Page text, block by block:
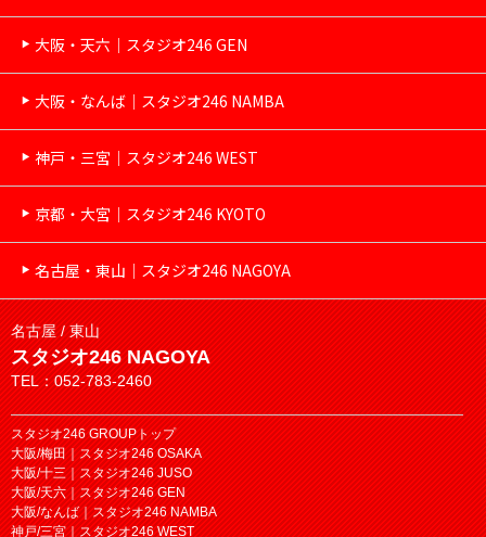
大阪・天六｜スタジオ246 GEN
大阪・なんば｜スタジオ246 NAMBA
神戸・三宮｜スタジオ246 WEST
京都・大宮｜スタジオ246 KYOTO
名古屋・東山｜スタジオ246 NAGOYA
名古屋 / 東山
スタジオ246 NAGOYA
TEL：052-783-2460
スタジオ246 GROUPトップ
大阪/梅田｜スタジオ246 OSAKA
大阪/十三｜スタジオ246 JUSO
大阪/天六｜スタジオ246 GEN
大阪/なんば｜スタジオ246 NAMBA
神戸/三宮｜スタジオ246 WEST